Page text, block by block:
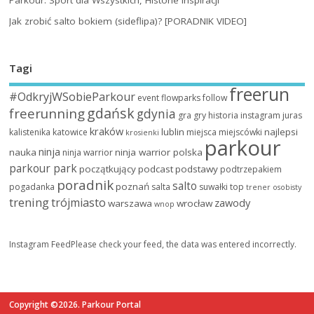
Jak zrobić salto bokiem (sideflipa)? [PORADNIK VIDEO]
Tagi
#OdkryjWSobieParkour event flowparks followfreerun
freerunninggdańskgdynia gra gry historia instagram juras
kalistenika katowice kraków krosienki lublin miejsca miejscówki najlepsi
nauka ninja ninja warrior ninja warrior polska parkour
parkour parkpoczątkującypodcastpodstawy podtrzepakiem
pogadanka poradnikpoznań salta salto suwałki top trener osobisty
treningtrójmiasto warszawa wnop wrocławzawody
Instagram FeedPlease check your feed, the data was entered incorrectly.
Copyright ©2026. Parkour Portal